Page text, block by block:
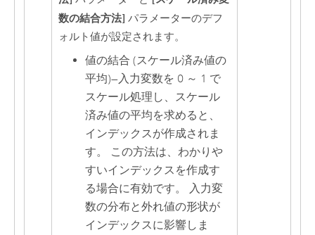
数の結合方法] パラメーターのデフ
ォルト値が設定されます。
値の結合 (スケール済み値の
平均)—入力変数を 0 ～ 1 で
スケール処理し、スケール
済み値の平均を求めると、
インデックスが作成されま
す。 この方法は、わかりや
すいインデックスを作成す
る場合に有効です。 入力変
数の分布と外れ値の形状が
インデックスに影響しま